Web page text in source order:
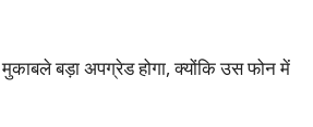
बड़ा अपग्रेड होगा, क्योंकि उस फोन में